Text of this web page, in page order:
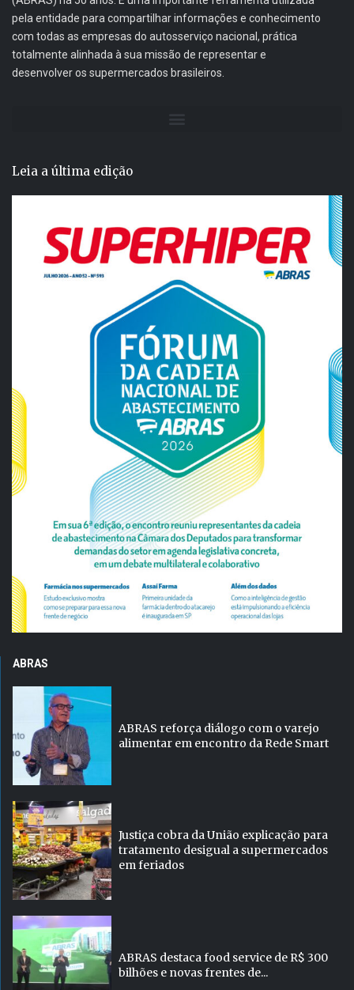
pela entidade para compartilhar informações e conhecimento
com todas as empresas do autosserviço nacional, prática
totalmente alinhada à sua missão de representar e
desenvolver os supermercados brasileiros.
Leia a última edição
ABRAS
ABRAS reforça diálogo com o varejo
alimentar em encontro da Rede Smart
Justiça cobra da União explicação para
tratamento desigual a supermercados
em feriados
ABRAS destaca food service de R$ 300
bilhões e novas frentes de...